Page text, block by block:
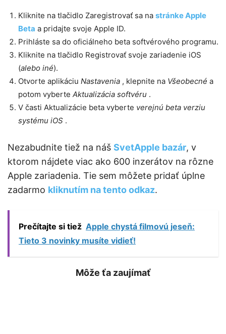
Kliknite na tlačidlo Zaregistrovať sa na stránke Apple
Beta a pridajte svoje Apple ID.
Prihláste sa do oficiálneho beta softvérového programu.
Kliknite na tlačidlo Registrovať svoje zariadenie iOS
(alebo iné).
Otvorte aplikáciu Nastavenia , klepnite na Všeobecné a
potom vyberte Aktualizácia softvéru .
V časti Aktualizácie beta vyberte verejnú beta verziu
systému iOS .
Nezabudnite tiež na náš SvetApple bazár, v
ktorom nájdete viac ako 600 inzerátov na rôzne
Apple zariadenia. Tie sem môžete pridať úplne
zadarmo kliknutím na tento odkaz.
Prečítajte si tiež Apple chystá filmovú jeseň:
Tieto 3 novinky musíte vidieť!
Môže ťa zaujímať